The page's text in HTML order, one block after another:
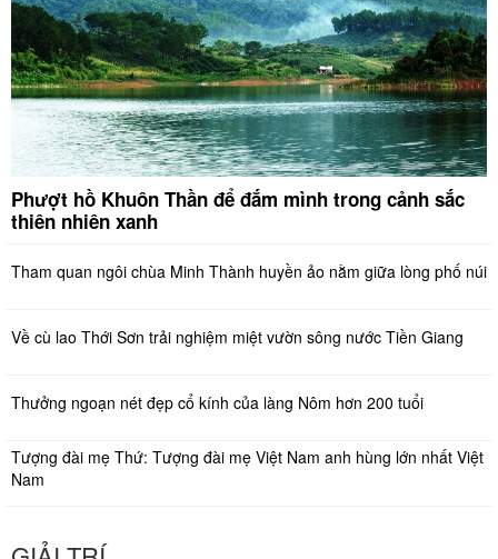
Phượt hồ Khuôn Thần để đắm mình trong cảnh sắc
thiên nhiên xanh
Tham quan ngôi chùa Minh Thành huyền ảo nằm giữa lòng phố núi
Về cù lao Thới Sơn trải nghiệm miệt vườn sông nước Tiền Giang
Thưởng ngoạn nét đẹp cổ kính của làng Nôm hơn 200 tuổi
Tượng đài mẹ Thứ: Tượng đài mẹ Việt Nam anh hùng lớn nhất Việt
Nam